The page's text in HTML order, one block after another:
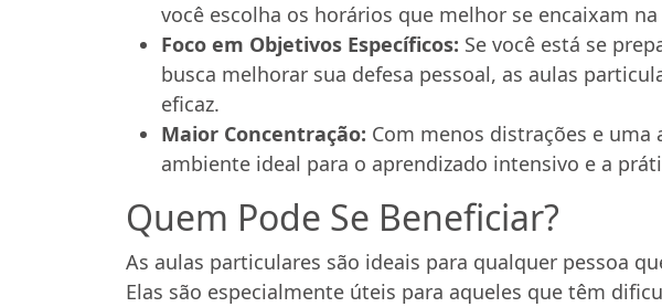
você escolha os horários que melhor se encaixam
Foco em Objetivos Específicos: Se você está se
busca melhorar sua defesa pessoal, as aulas
eficaz.
Maior Concentração: Com menos distrações e
ambiente ideal para o aprendizado intensivo e a
Quem Pode Se Beneficiar?
As aulas particulares são ideais para qualquer pessoa
Elas são especialmente úteis para aqueles que têm